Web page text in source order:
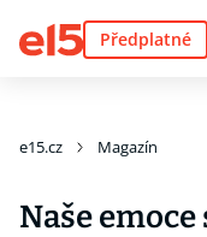
Předplatné
e15.cz Magazín
Naše